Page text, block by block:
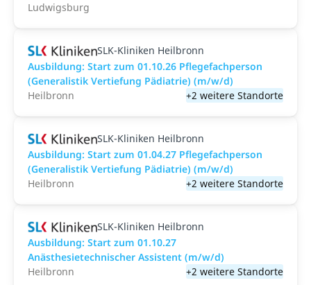
Ludwigsburg
SLK-Kliniken Heilbronn
Ausbildung: Start zum 01.10.26 Pflegefachperson
(Generalistik Vertiefung Pädiatrie) (m/w/d)
Heilbronn
+2 weitere Standorte
SLK-Kliniken Heilbronn
Ausbildung: Start zum 01.04.27 Pflegefachperson
(Generalistik Vertiefung Pädiatrie) (m/w/d)
Heilbronn
+2 weitere Standorte
SLK-Kliniken Heilbronn
Ausbildung: Start zum 01.10.27
Anästhesietechnischer Assistent (m/w/d)
Heilbronn
+2 weitere Standorte